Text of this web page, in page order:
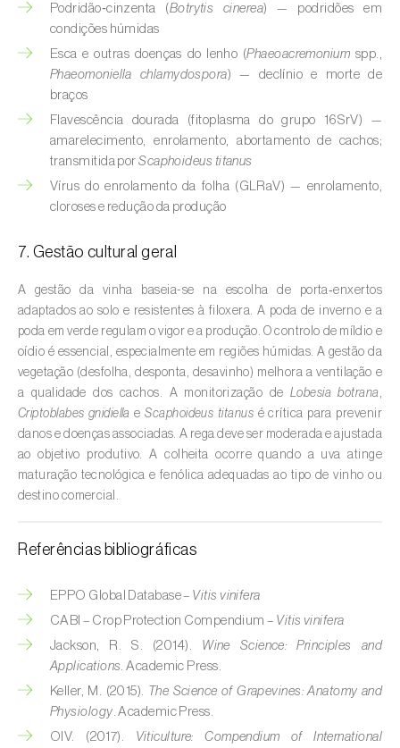
Cenoura (Daucus carota
Centeio (Secale cereale)
Cevada (Hordeum vulgare)
Cherovia / Pastinaca ( Pastinaca sativa)
Citrus spp.
Colza (Brassica napus)
Coqueiro ( Cocos nucifera)
Courgette ( Cucurbita pepo
Couve (Brassica oleracea)
Craveiro (Dianthus caryophyllus)
Crisântemo (
Damasqueiro / Alperce (
Dracena (Dracaena spp.)
Endívia (Cichorium intybus
Ervilha (Pisum sativum)
Espargo (Asparagus officinalis)
Podridão‑cinzenta (Botrytis cinerea) — podridões em
condições húmidas
Esca e outras doenças do lenho (Phaeoacremonium spp.,
Phaeomoniella chlamydospora) — declínio e morte de
braços
Flavescência dourada (fitoplasma do grupo 16SrV) —
amarelecimento, enrolamento, abortamento de cachos;
transmitida porScaphoideus titanus
Vírus do enrolamento da folha (GLRaV) — enrolamento,
cloroses e redução da produção
7. Gestão cultural geral
A gestão da vinha baseia-se na escolha de porta‑enxertos
adaptados ao solo e resistentes à filoxera. A poda de inverno e a
poda em verde regulam o vigor e a produção. O controlo de míldio e
oídio é essencial, especialmente em regiões húmidas. A gestão da
vegetação (desfolha, desponta, desavinho) melhora a ventilação e
a qualidade dos cachos. A monitorização de Lobesia botrana ,
Criptoblabes gnidiella eScaphoideus titanus é crítica para prevenir
danos e doenças associadas. A rega deve ser moderada e ajustada
ao objetivo produtivo. A colheita ocorre quando a uva atinge
maturação tecnológica e fenólica adequadas ao tipo de vinho ou
destino comercial.
Referências bibliográficas
EPPO Global Database – Vitis vinifera
CABI – Crop Protection Compendium – Vitis vinifera
Jackson, R. S. (2014). Wine Science: Principles and
Applications . Academic Press.
Keller, M. (2015).
The Science of Grapevines: Anatomy and
Physiology . Academic Press.
OIV. (2017). Viticulture: Compendium of International